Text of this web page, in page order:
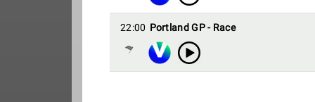
22:00 Portland GP - Race